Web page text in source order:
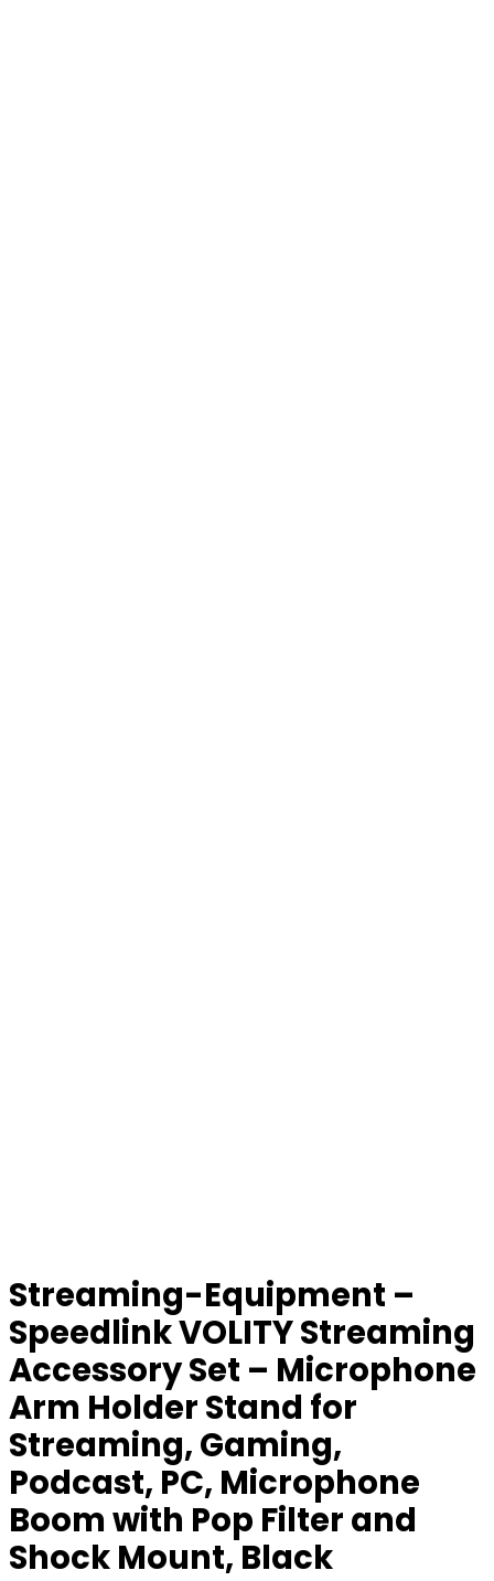
Streaming-Equipment –
Speedlink VOLITY Streaming
Accessory Set – Microphone
Arm Holder Stand for
Streaming, Gaming,
Podcast, PC, Microphone
Boom with Pop Filter and
Shock Mount, Black